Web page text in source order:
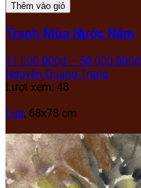
Thêm vào giỏ
Tranh Mùa Nước Nằm
11.000.000₫ – 50.000.000₫
Nguyễn Quang Trung
Lượt xem: 48
Lụa, 68x78 cm